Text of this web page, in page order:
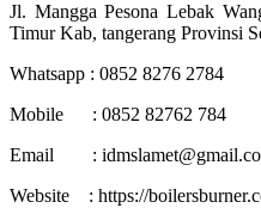
Jl. Mangga Pesona Lebak
Timur Kab, tangerang Provinsi
Whatsapp : 0852 8276 2784
Mobile : 0852 82762 784
Email :
Website : https://